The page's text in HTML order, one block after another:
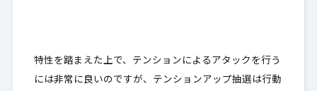
特性を踏まえた上で、テンションによるアタックを行う
には非常に良いのですが、テンションアップ抽選は行動